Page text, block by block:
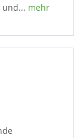
und... mehr